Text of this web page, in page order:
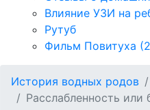
Влияние УЗИ на
Рутуб
Фильм Повитуха
История водных родов
Расслабленность или